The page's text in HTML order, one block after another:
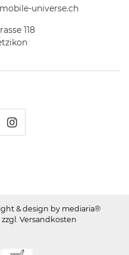
universe.ch
118
& design by mediaria®
Versandkosten